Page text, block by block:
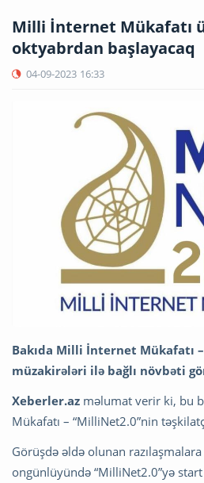
Milli İnternet Mükafatı
oktyabrdan başlayacaq
04-09-2023 16:33
Bakıda Milli İnternet Mükafatı
müzakirələri ilə bağlı növbəti
Xeberler.az məlumat verir ki, bu
Mükafatı – “MilliNet2.0”nin
Görüşdə əldə olunan
ongünlüyündə “MilliNet2.0”yə